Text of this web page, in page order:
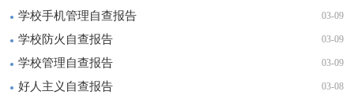
03-09
学校手机管理自查报告
03-09
学校防火自查报告
03-09
学校管理自查报告
03-08
好人主义自查报告